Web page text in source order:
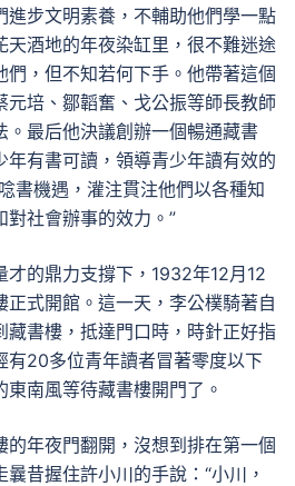
進步文明素養，不輔助他們學一點
天酒地的年夜染缸里，很不難迷途
，但不知若何下手。他帶著這個
元培、鄒韜奮、戈公振等師長教師
。最后他決議創辦一個暢通藏書
年有書可讀，領導青少年讀有效的
書機遇，灌注貫注他們以各種知
社會辦事的效力。”
才的鼎力支撐下，1932年12月12
正式開館。這一天，李公樸騎著自
藏書樓，抵達門口時，時針正好指
有20多位青年讀者冒著零度以下
南風等待藏書樓開門了。
的年夜門翻開，沒想到排在第一個
昔握住許小川的手說：“小川，